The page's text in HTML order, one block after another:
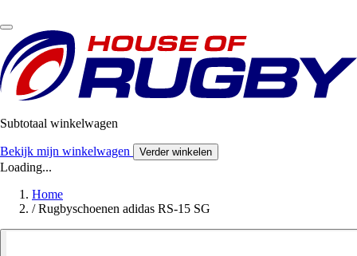
Subtotaal winkelwagen
Bekijk mijn winkelwagen Verder winkelen
Loading...
Home
/ Rugbyschoenen adidas RS-15 SG